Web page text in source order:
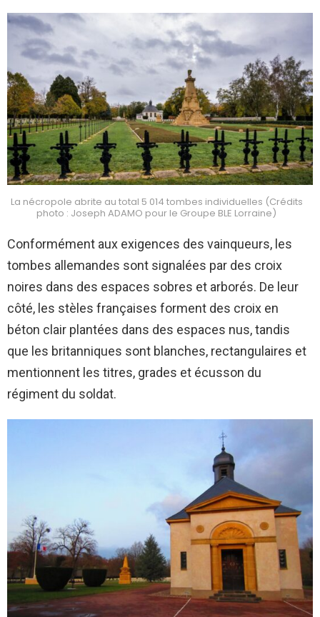
La nécropole abrite au total 5 014 tombes individuelles (Crédits
photo : Joseph ADAMO pour le Groupe BLE Lorraine)
Conformément aux exigences des vainqueurs, les
tombes allemandes sont signalées par des croix
noires dans des espaces sobres et arborés. De leur
côté, les stèles françaises forment des croix en
béton clair plantées dans des espaces nus, tandis
que les britanniques sont blanches, rectangulaires et
mentionnent les titres, grades et écusson du
régiment du soldat.